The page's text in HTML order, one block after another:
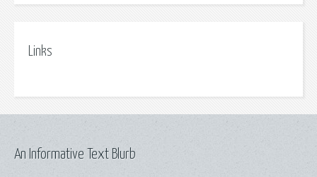
Links
An Informative Text Blurb